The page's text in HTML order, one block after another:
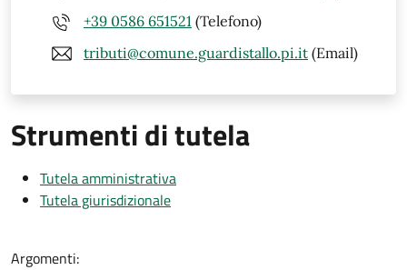
+39 0586 651521 (Telefono)
tributi@comune.guardistallo.pi.it (Email)
Strumenti di tutela
Tutela amministrativa
Tutela giurisdizionale
Argomenti: